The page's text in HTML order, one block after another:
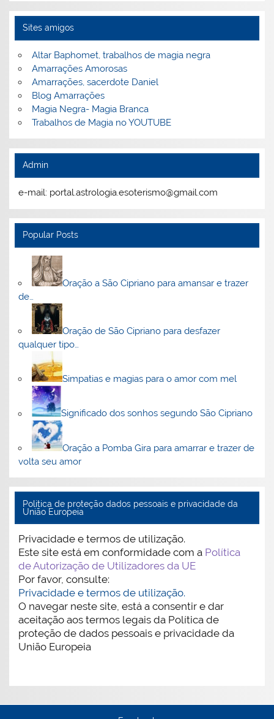
Sites amigos
Altar Baphomet, trabalhos de magia negra
Amarrações Amorosas
Amarrações, sacerdote Daniel
Blog Amarrações
Magia Negra- Magia Branca
Trabalhos de Magia no YOUTUBE
Admin
e-mail: portal.astrologia.esoterismo@gmail.com
Popular Posts
Oração a São Cipriano para amansar e trazer
de…
Oração de São Cipriano para desfazer
qualquer tipo…
Simpatias e magias para o amor com mel
Significado dos sonhos segundo São Cipriano
Oração a Pomba Gira para amarrar e trazer de
volta seu amor
Politica de proteção dados pessoais e privacidade da
União Europeia
Privacidade e termos de utilização.
Este site está em conformidade com a Política
de Autorização de Utilizadores da UE
Por favor, consulte:
Privacidade e termos de utilização.
O navegar neste site, está a consentir e dar
aceitação aos termos legais da Política de
proteção de dados pessoais e privacidade da
União Europeia